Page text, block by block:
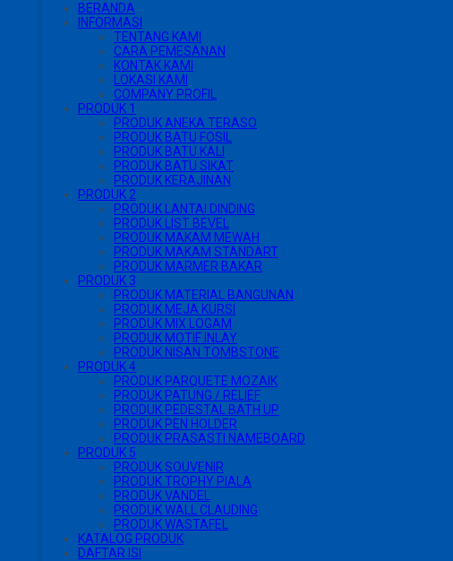
BERANDA
INFORMASI
TENTANG KAMI
CARA PEMESANAN
KONTAK KAMI
LOKASI KAMI
COMPANY PROFIL
PRODUK 1
PRODUK ANEKA TERASO
PRODUK BATU FOSIL
PRODUK BATU KALI
PRODUK BATU SIKAT
PRODUK KERAJINAN
PRODUK 2
PRODUK LANTAI DINDING
PRODUK LIST BEVEL
PRODUK MAKAM MEWAH
PRODUK MAKAM STANDART
PRODUK MARMER BAKAR
PRODUK 3
PRODUK MATERIAL BANGUNAN
PRODUK MEJA KURSI
PRODUK MIX LOGAM
PRODUK MOTIF INLAY
PRODUK NISAN TOMBSTONE
PRODUK 4
PRODUK PARQUETE MOZAIK
PRODUK PATUNG / RELIEF
PRODUK PEDESTAL BATH UP
PRODUK PEN HOLDER
PRODUK PRASASTI NAMEBOARD
PRODUK 5
PRODUK SOUVENIR
PRODUK TROPHY PIALA
PRODUK VANDEL
PRODUK WALL CLAUDING
PRODUK WASTAFEL
KATALOG PRODUK
DAFTAR ISI